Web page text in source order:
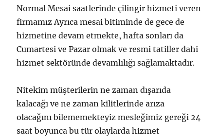
Normal Mesai saatlerinde çilingir hizmeti veren
firmamız Ayrıca mesai bitiminde de gece de
hizmetine devam etmekte, hafta sonları da
Cumartesi ve Pazar olmak ve resmi tatiller dahi
hizmet sektöründe devamlılığı sağlamaktadır.
Nitekim müşterilerin ne zaman dışarıda
kalacağı ve ne zaman kilitlerinde arıza
olacağını bilememekteyiz mesleğimiz gereği 24
saat boyunca bu tür olaylarda hizmet